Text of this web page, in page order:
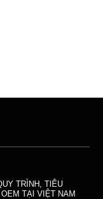
TRÌNH, TIÊU
TẠI VIỆT NAM